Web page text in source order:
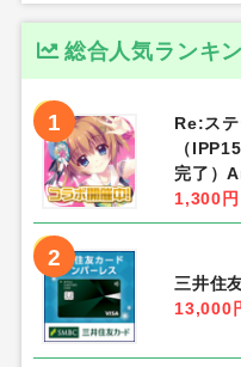
総合人気ランキ
1
Re:ス
（
完了）
1,300円
2
三井住
13,000